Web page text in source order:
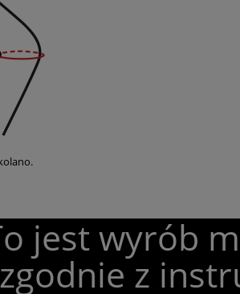
jest wyrób
z